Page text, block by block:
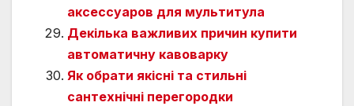
аксессуаров для мультитула
Декілька важливих причин купити
автоматичну кавоварку
Як обрати якісні та стильні
сантехнічні перегородки